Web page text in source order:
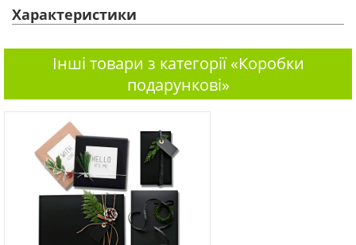
Характеристики
Інші товари з категорії «Коробки
подарункові»